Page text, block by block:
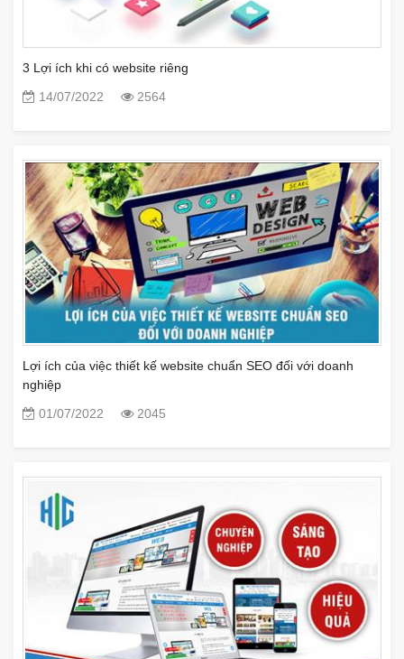
3 Lợi ích khi có website riêng
14/07/2022
2564
Lợi ích của việc thiết kế website chuẩn SEO đối với doanh
nghiệp
01/07/2022
2045